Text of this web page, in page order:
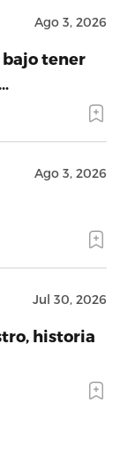
Ago 3, 2026
bajo tener
Ago 3, 2026
Jul 30, 2026
historia